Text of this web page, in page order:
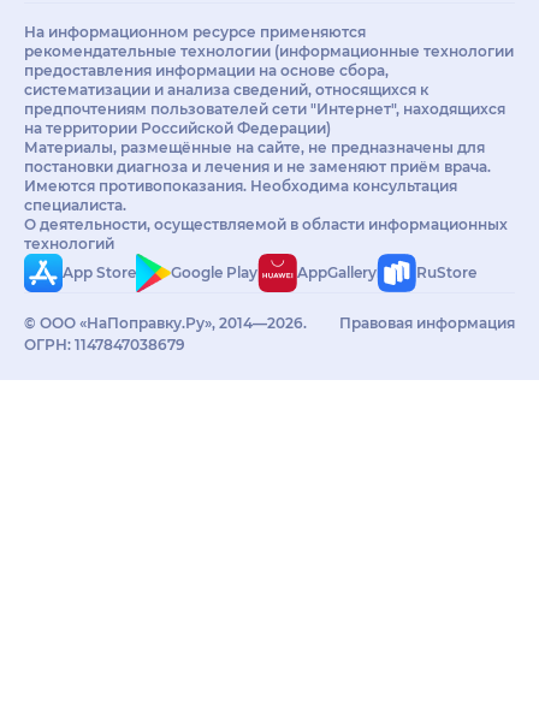
На информационном ресурсе применяются
рекомендательные технологии (информационные технологии
предоставления информации на основе сбора,
систематизации и анализа сведений, относящихся к
предпочтениям пользователей сети "Интернет", находящихся
на территории Российской Федерации)
Материалы, размещённые на сайте, не предназначены для
постановки диагноза и лечения и не заменяют приём врача.
Имеются противопоказания. Необходима консультация
специалиста.
О деятельности, осуществляемой в области информационных
технологий
App Store
Google Play AppGallery RuStore
© ООО «НаПоправку.Ру», 2014—2026.
ОГРН: 1147847038679
Правовая информация